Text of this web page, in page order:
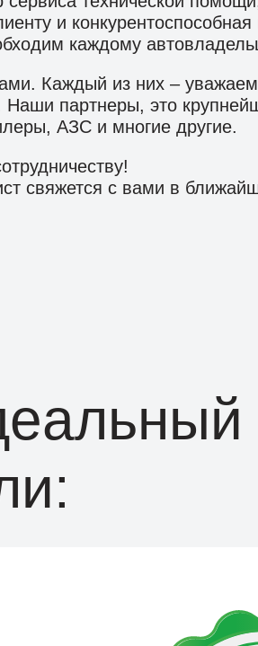
и
каждому
Каждый из них –
партнеры, это
АЗС и многие другие.
свяжется с вами в